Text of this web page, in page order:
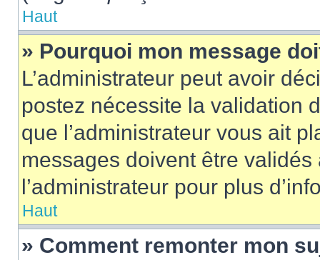
Haut
» Pourquoi mon message
L’administrateur peut avoir
postez nécessite la validation
que l’administrateur vous ait
messages doivent être validés
l’administrateur pour plus
Haut
» Comment remonter mon